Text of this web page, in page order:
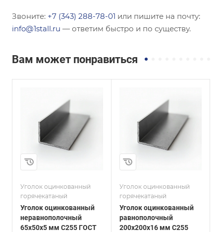
Звоните: +7 (343) 288-78-01 или пишите на почту:
info@1stall.ru — ответим быстро и по существу.
Вам может понравиться
Уголок оцинкованный
горячекатаный
Уголок оцинкованный
неравнополочный
65х50х5 мм С255 ГОСТ
Равнополочный
Высота, мм
200
Толщина, мм
ГОСТ, ТУ
ГОСТ 8509-93
Покрытие
Оцинкованное
Уголок оцинкованный
горячекатаный
Уголок оцинкованный
равнополочный
200х200х16 мм С255
Равнополочный
Высота, мм
250
Толщина, мм
ГОСТ, ТУ
ГОСТ 8509-93
Покрытие
Оцинкованное